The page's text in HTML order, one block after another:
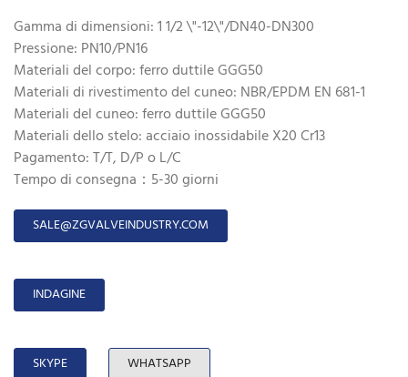
Gamma di dimensioni: 1 1/2 \"-12\"/DN40-DN300
Pressione: PN10/PN16
Materiali del corpo: ferro duttile GGG50
Materiali di rivestimento del cuneo: NBR/EPDM EN 681-1
Materiali del cuneo: ferro duttile GGG50
Materiali dello stelo: acciaio inossidabile X20 Cr13
Pagamento: T/T, D/P o L/C
Tempo di consegna：5-30 giorni
SALE@ZGVALVEINDUSTRY.COM
INDAGINE
SKYPE WHATSAPP